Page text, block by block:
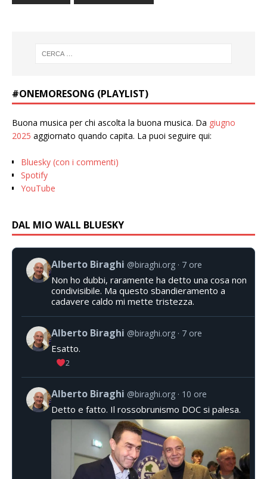
#ONEMORESONG (PLAYLIST)
Buona musica per chi ascolta la buona musica. Da giugno
2025 aggiornato quando capita. La puoi seguire qui:
Bluesky (con i commenti)
Spotify
YouTube
DAL MIO WALL BLUESKY
Alberto Biraghi @biraghi.org 7 ore
Non ho dubbi, raramente ha detto una cosa non
condivisibile. Ma questo sbandieramento a
cadavere caldo mi mette tristezza.
Alberto Biraghi @biraghi.org 7 ore
Esatto.
2
Alberto Biraghi @biraghi.org 10 ore
Detto e fatto. Il rossobrunismo DOC si palesa.